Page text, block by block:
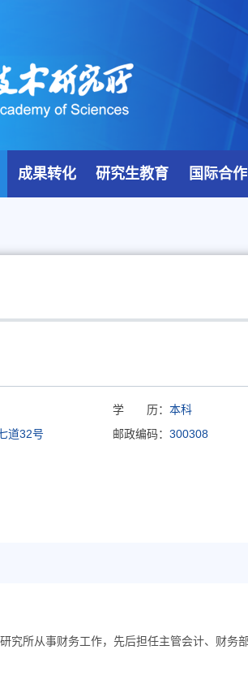
成果转化 研究生教育 国际合作
学 历： 本科
道32号 邮政编码： 300308
究所从事财务工作，先后担任主管会计、财务